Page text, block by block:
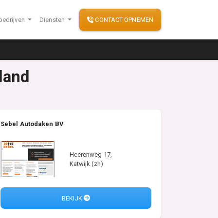
Diensten CONTACT OPNEMEN
Sebel Autodaken BV
Heerenweg 17,
Katwijk (zh)
BEKIJK